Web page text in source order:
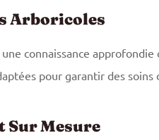
Arboricoles
connaissance approfondie
pour garantir des soins
Sur Mesure